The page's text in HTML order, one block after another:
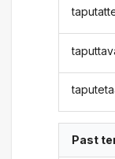
Past